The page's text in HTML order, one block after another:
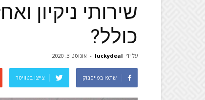
שירותי ניקיון
כולל?
על ידי luckydeal
- אוגוסט 3, 2020
שתפו בפייסבוק צייצו בטוויטר